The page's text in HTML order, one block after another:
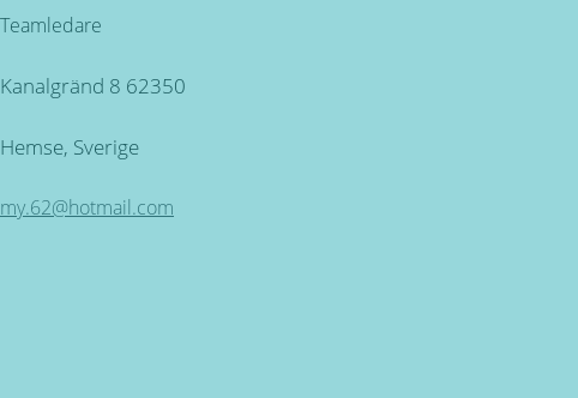
Teamledare
Kanalgränd 8 62350
Hemse, Sverige
my.62@hotmail.com